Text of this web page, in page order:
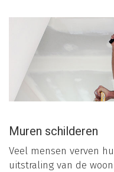
Muren schilderen
Veel mensen verven
uitstraling van de